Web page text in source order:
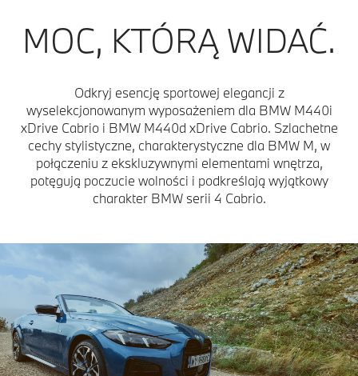
MOC, KTÓRĄ WIDAĆ.
Odkryj esencję sportowej elegancji z
wyselekcjonowanym wyposażeniem dla BMW M440i
xDrive Cabrio i BMW M440d xDrive Cabrio. Szlachetne
cechy stylistyczne, charakterystyczne dla BMW M, w
połączeniu z ekskluzywnymi elementami wnętrza,
potęgują poczucie wolności i podkreślają wyjątkowy
charakter BMW serii 4 Cabrio.